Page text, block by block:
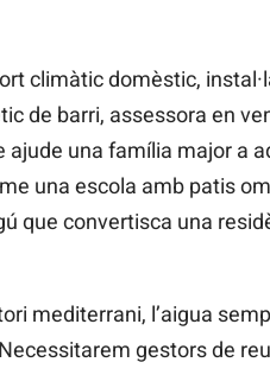
climàtic domèstic,
de barri, assessora en
una família major a
una escola amb patis
que convertisca una
mediterrani, l’aigua
gestors de